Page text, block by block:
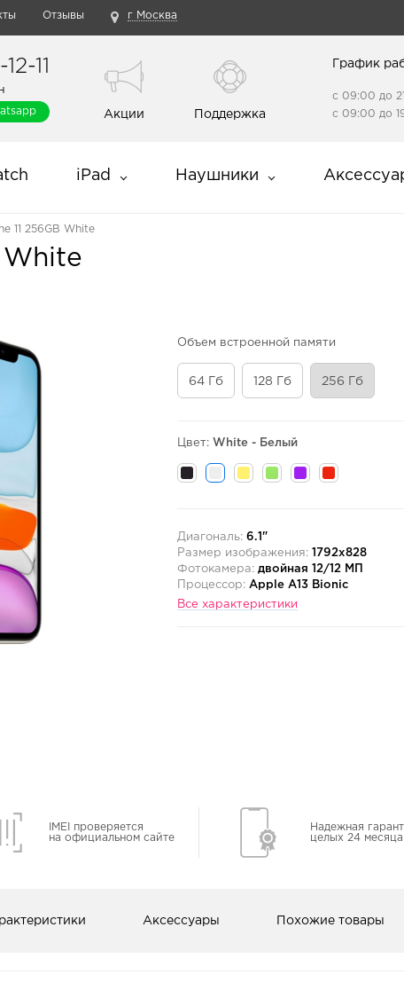
Отзывы г Москва
11
Акции Поддержка
График
с 09:00 до
с 09:00 до
iPad Наушники
11 256GB White
White
Объем встроенной памяти
64 Гб 128 Гб 256 Гб
Цвет: White - Белый
Диагональ: 6.1"
Размер изображения:
1792x828
Фотокамера: двойная 12/12 МП
Процессор: Apple A13 Bionic
Все характеристики
IMEI проверяется
на официальном сайте
Надежная
целых 24 месяца
Аксессуары Похожие товары